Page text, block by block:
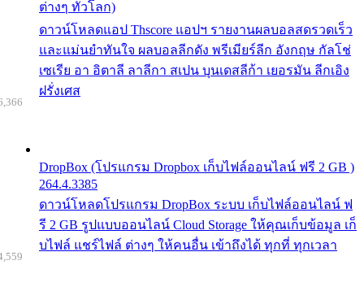
ต่างๆ ทั่วโลก)
ดาวน์โหลดแอป Thscore แอปฯ รายงานผลบอลสดรวดเร็ว
และแม่นยำทันใจ ผลบอลลีกดัง พรีเมียร์ลีก อังกฤษ กัลโช่
เซเรีย อา อิตาลี ลาลีกา สเปน บุนเดสลีก้า เยอรมัน ลีกเอิง
ฝรั่งเศส
DropBox (โปรแกรม Dropbox เก็บไฟล์ออนไลน์ ฟรี 2 GB )
264.4.3385
ดาวน์โหลดโปรแกรม DropBox ระบบ เก็บไฟล์ออนไลน์ ฟ
รี 2 GB รูปแบบออนไลน์ Cloud Storage ให้คุณเก็บข้อมูล เก็
บไฟล์ แชร์ไฟล์ ต่างๆ ให้คนอื่น เข้าถึงได้ ทุกที่ ทุกเวลา